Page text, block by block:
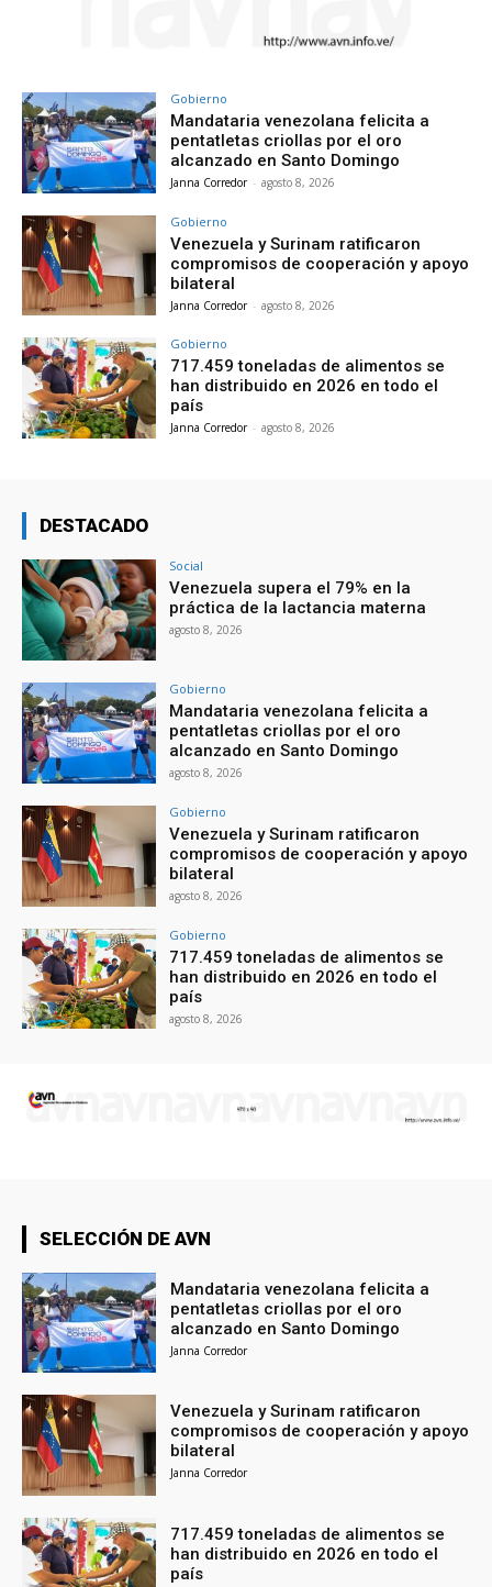
Gobierno
Mandataria venezolana felicita a
pentatletas criollas por el oro
alcanzado en Santo Domingo
Janna Corredor - agosto 8, 2026
Gobierno
Venezuela y Surinam ratificaron
compromisos de cooperación y apoyo
bilateral
Janna Corredor - agosto 8, 2026
Gobierno
717.459 toneladas de alimentos se
han distribuido en 2026 en todo el
país
Janna Corredor - agosto 8, 2026
DESTACADO
Social
Venezuela supera el 79% en la
práctica de la lactancia materna
agosto 8, 2026
Gobierno
Mandataria venezolana felicita a
pentatletas criollas por el oro
alcanzado en Santo Domingo
agosto 8, 2026
Gobierno
Venezuela y Surinam ratificaron
compromisos de cooperación y apoyo
bilateral
agosto 8, 2026
Gobierno
717.459 toneladas de alimentos se
han distribuido en 2026 en todo el
país
agosto 8, 2026
SELECCIÓN DE AVN
Mandataria venezolana felicita a
pentatletas criollas por el oro
alcanzado en Santo Domingo
Janna Corredor
Venezuela y Surinam ratificaron
compromisos de cooperación y apoyo
bilateral
Janna Corredor
717.459 toneladas de alimentos se
han distribuido en 2026 en todo el
país